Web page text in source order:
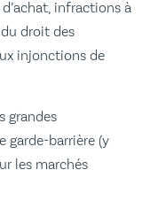
infractions à
droit des
injonctions de
grandes
garde-barrière (y
les marchés